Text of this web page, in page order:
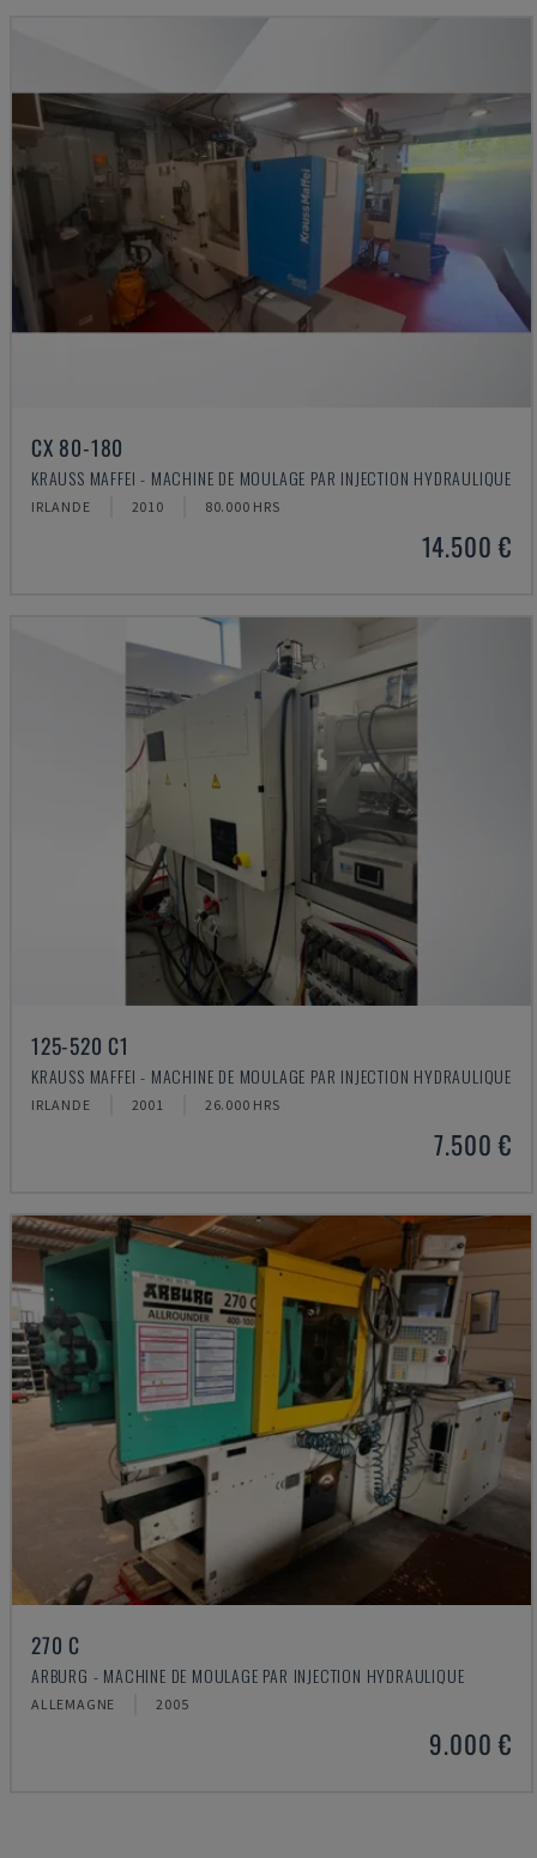
CX 80-180
KRAUSS MAFFEI - MACHINE DE MOULAGE PAR INJECTION HYDRAULIQUE
IRLANDE 2010 80.000 HRS
14.500 €
125-520 C1
KRAUSS MAFFEI - MACHINE DE MOULAGE PAR INJECTION HYDRAULIQUE
IRLANDE 2001 26.000 HRS
7.500 €
270 C
ARBURG - MACHINE DE MOULAGE PAR INJECTION HYDRAULIQUE
ALLEMAGNE 2005
9.000 €